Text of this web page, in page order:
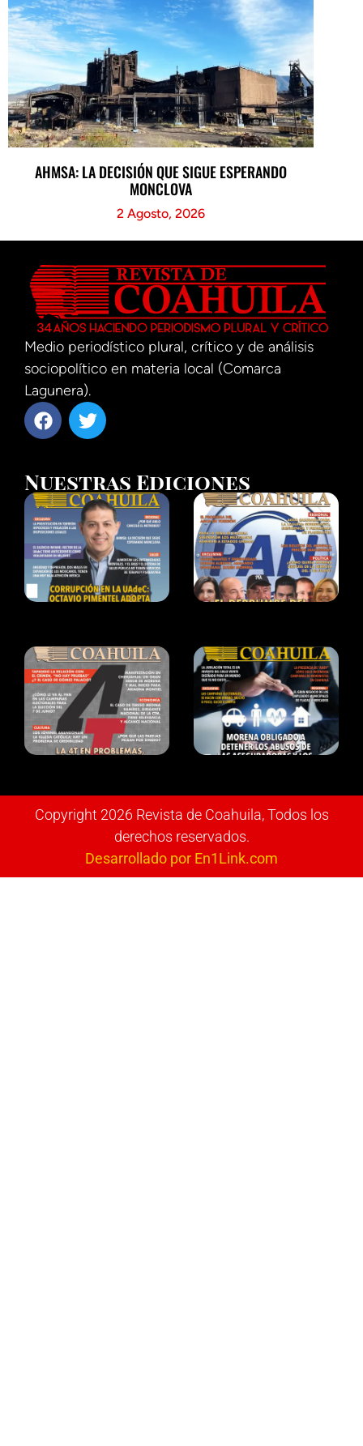
AHMSA: LA DECISIÓN QUE SIGUE ESPERANDO
MONCLOVA
2 Agosto, 2026
Medio periodístico plural, crítico y de análisis
sociopolítico en materia local (Comarca
Lagunera).
Nuestras Ediciones
Copyright 2026 Revista de Coahuila, Todos los
derechos reservados.
Desarrollado por En1Link.com